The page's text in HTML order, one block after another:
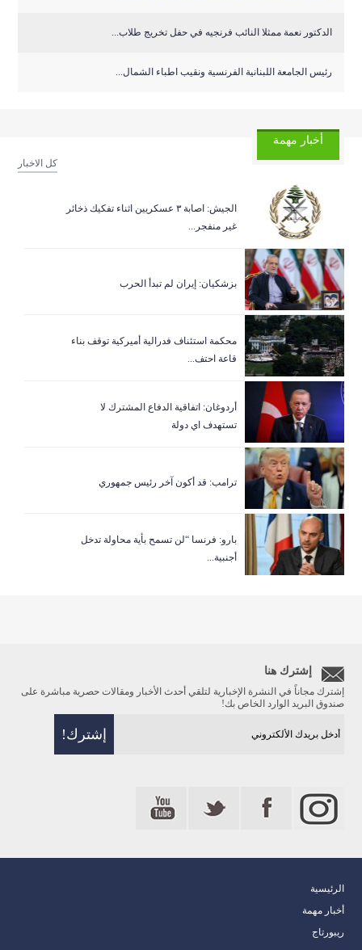
الدكتور نعمة ممثلا النائب فرنجيه في حفل تخريج طلاب...
رئيس الجامعة اللبنانية الفرنسية ونقيب اطباء الشمال...
أخبار مهمة
كل الاخبار
الجيش: اصابة ٣ عسكريين اثناء تفكيك ذخائر
غير منفجر...
بزشكيان: إيران لم تبدأ الحرب
‏محكمة استئناف فدرالية أميركية توقف بناء
قاعة احتف...
أردوغان: اتفاقية الدفاع المشترك لا
تستهدف اي دولة
ترامب: قد أكون آخر رئيس جمهوري
بارو: فرنسا “لن تسمح بأية محاولة تدخل
أجنبية...
إشترك هنا
إشترك مجاناً في النشرة الإخبارية لتلقي أحدث الأخبار ومقالات حصرية مباشرة على
صندوق البريد الوارد الخاص بك!
الرئيسية
أخبار مهمة
ريبورتاج